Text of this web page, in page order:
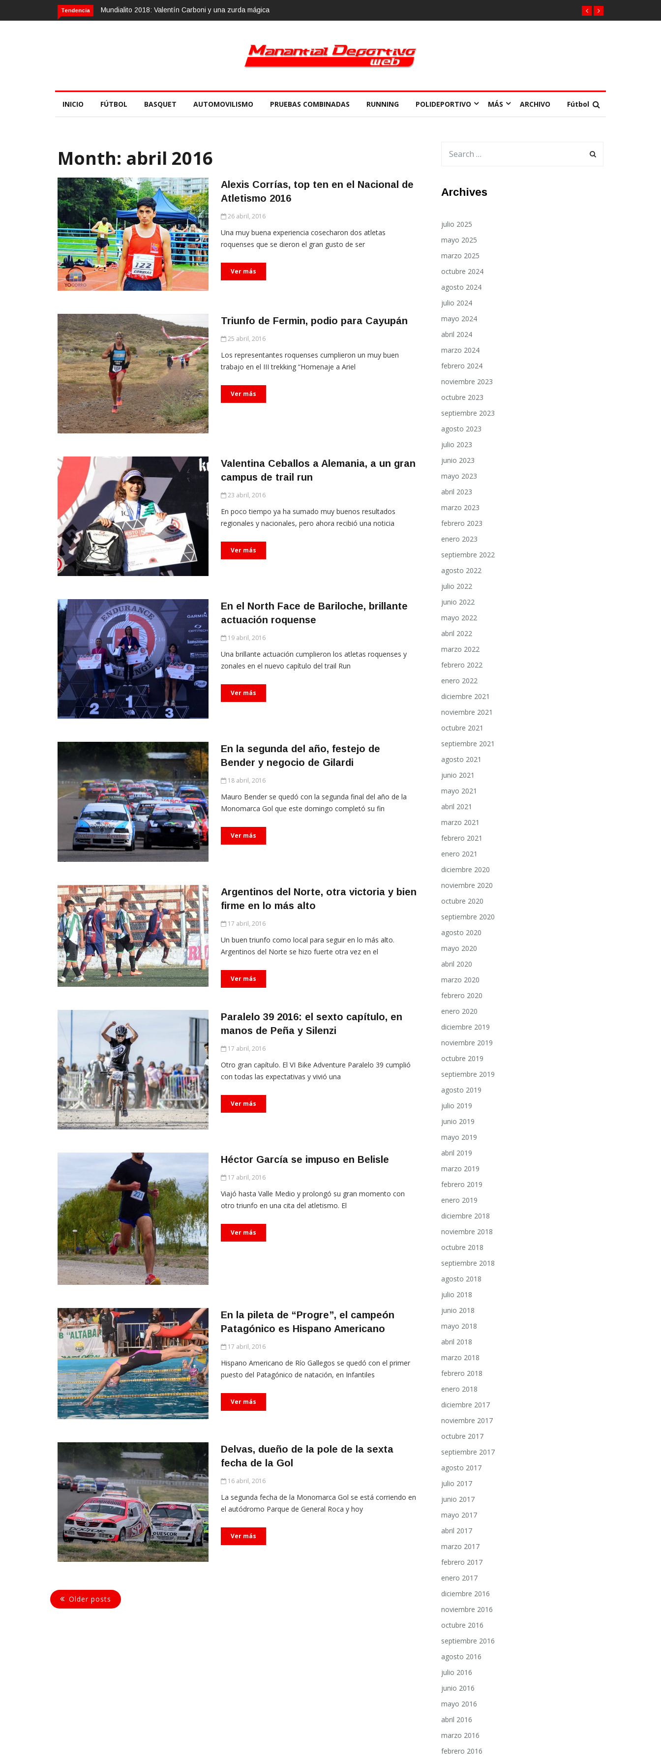
Tendencia Calvario Race 2018, 10 de noviembre
INICIO FÚTBOL BASQUET AUTOMOVILISMO PRUEBAS COMBINADAS RUNNING POLIDEPORTIVO MÁS ARCHIVO Fútbol
Month: abril 2016
Alexis Corrías, top ten en el Nacional de
Atletismo 2016
26 abril, 2016
Una muy buena experiencia cosecharon dos atletas
roquenses que se dieron el gran gusto de ser
Ver más
Triunfo de Fermin, podio para Cayupán
25 abril, 2016
Los representantes roquenses cumplieron un muy buen
trabajo en el III trekking “Homenaje a Ariel
Ver más
Valentina Ceballos a Alemania, a un gran
campus de trail run
23 abril, 2016
En poco tiempo ya ha sumado muy buenos resultados
regionales y nacionales, pero ahora recibió una noticia
Ver más
En el North Face de Bariloche, brillante
actuación roquense
19 abril, 2016
Una brillante actuación cumplieron los atletas roquenses y
zonales en el nuevo capítulo del trail Run
Ver más
En la segunda del año, festejo de
Bender y negocio de Gilardi
18 abril, 2016
Mauro Bender se quedó con la segunda final del año de la
Monomarca Gol que este domingo completó su fin
Ver más
Argentinos del Norte, otra victoria y bien
firme en lo más alto
17 abril, 2016
Un buen triunfo como local para seguir en lo más alto.
Argentinos del Norte se hizo fuerte otra vez en el
Ver más
Paralelo 39 2016: el sexto capítulo, en
manos de Peña y Silenzi
17 abril, 2016
Otro gran capítulo. El VI Bike Adventure Paralelo 39 cumplió
con todas las expectativas y vivió una
Ver más
Héctor García se impuso en Belisle
17 abril, 2016
Viajó hasta Valle Medio y prolongó su gran momento con
otro triunfo en una cita del atletismo. El
Ver más
En la pileta de “Progre”, el campeón
Patagónico es Hispano Americano
17 abril, 2016
Hispano Americano de Río Gallegos se quedó con el primer
puesto del Patagónico de natación, en Infantiles
Ver más
Delvas, dueño de la pole de la sexta
fecha de la Gol
16 abril, 2016
La segunda fecha de la Monomarca Gol se está corriendo en
el autódromo Parque de General Roca y hoy
Ver más
Older posts
Archives
julio 2025
mayo 2025
marzo 2025
octubre 2024
agosto 2024
julio 2024
mayo 2024
abril 2024
marzo 2024
febrero 2024
noviembre 2023
octubre 2023
septiembre 2023
agosto 2023
julio 2023
junio 2023
mayo 2023
abril 2023
marzo 2023
febrero 2023
enero 2023
septiembre 2022
agosto 2022
julio 2022
junio 2022
mayo 2022
abril 2022
marzo 2022
febrero 2022
enero 2022
diciembre 2021
noviembre 2021
octubre 2021
septiembre 2021
agosto 2021
junio 2021
mayo 2021
abril 2021
marzo 2021
febrero 2021
enero 2021
diciembre 2020
noviembre 2020
octubre 2020
septiembre 2020
agosto 2020
mayo 2020
abril 2020
marzo 2020
febrero 2020
enero 2020
diciembre 2019
noviembre 2019
octubre 2019
septiembre 2019
agosto 2019
julio 2019
junio 2019
mayo 2019
abril 2019
marzo 2019
febrero 2019
enero 2019
diciembre 2018
noviembre 2018
octubre 2018
septiembre 2018
agosto 2018
julio 2018
junio 2018
mayo 2018
abril 2018
marzo 2018
febrero 2018
enero 2018
diciembre 2017
noviembre 2017
octubre 2017
septiembre 2017
agosto 2017
julio 2017
junio 2017
mayo 2017
abril 2017
marzo 2017
febrero 2017
enero 2017
diciembre 2016
noviembre 2016
octubre 2016
septiembre 2016
agosto 2016
julio 2016
junio 2016
mayo 2016
abril 2016
marzo 2016
febrero 2016